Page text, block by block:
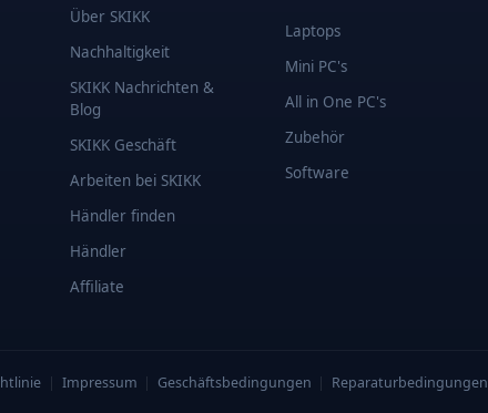
Über SKIKK
Nachhaltigkeit
SKIKK Nachrichten &
Blog
SKIKK Geschäft
Arbeiten bei SKIKK
Händler finden
Händler
Affiliate
Laptops
Mini PC's
All in One PC's
Zubehör
Software
| Impressum | Geschäftsbedingungen | Reparaturbedingungen